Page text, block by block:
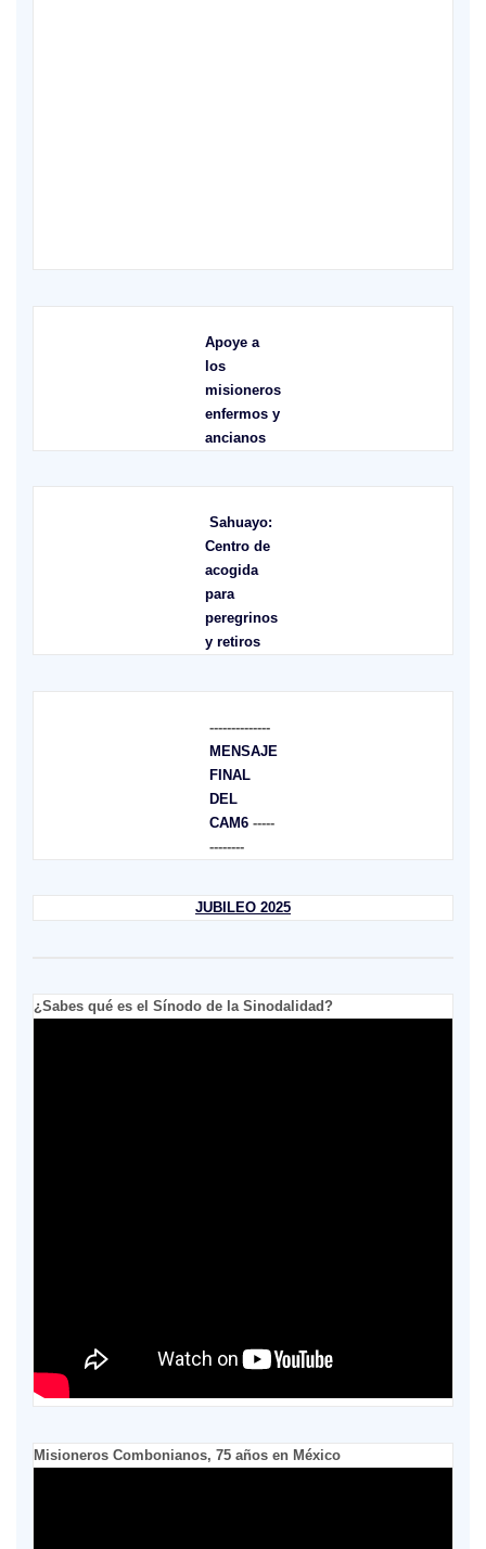
Apoye a
los
misioneros
enfermos y
ancianos
Sahuayo:
Centro de
acogida
para
peregrinos
y retiros
--------------
MENSAJE
FINAL
DEL
CAM6-----
--------
JUBILEO 2025
¿Sabes qué es el Sínodo de la Sinodalidad?
Misioneros Combonianos, 75 años en México